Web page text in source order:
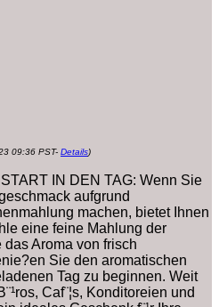
09:36 PST- Details)
IN DEN TAG: Wenn Sie
aufgrund
machen, bietet Ihnen
eine feine Mahlung der
Aroma von frisch
Sie den aromatischen
Tag zu beginnen. Weit
Caf¨¦s, Konditoreien und